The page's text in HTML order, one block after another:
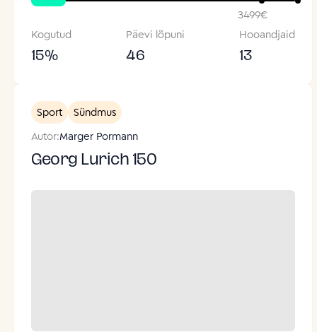
3499€
Kogutud
15%
Päevi lõpuni
46
Hooandjaid
13
Sport
Sündmus
Autor:Marger Pormann
Georg Lurich 150